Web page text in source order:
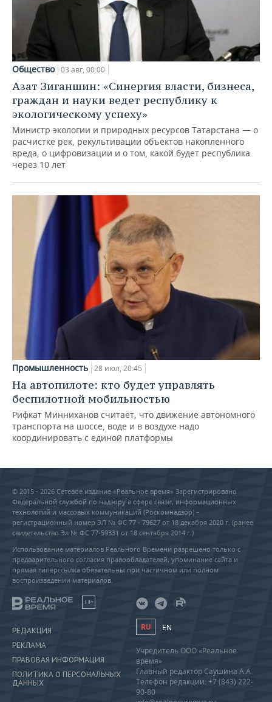
Общество 03 авг, 00:00
Азат Зиганшин: «Синергия власти, бизнеса,
граждан и науки ведет республику к
экологическому успеху»
Министр экологии и природных ресурсов Татарстана — о
расчистке рек, рекультивации объектов накопленного
вреда, о цифровизации и о том, какой будет республика
через 10 лет
Промышленность 28 июл, 20:45
На автопилоте: кто будет управлять
беспилотной мобильностью
Рифкат Минниханов считает, что движение автономного
транспорта на шоссе, воде и в воздухе надо
координировать с единой платформы
© 2015 - 2026 Сетевое издание «Реальное время» Зарегистрировано
Федеральной службой по надзору в сфере связи, информационных
технологий и массовых коммуникаций (Роскомнадзор) –
регистрационный номер ЭЛ № ФС 77 - 79627 от 18 декабря 2020 г. (ранее
свидетельство Эл № ФС 77-59331 от 18 сентября 2014 г.)
Использование материалов Реального Времени разрешено только с
предварительного согласия правообладателей, упоминание сайта и
прямая гиперссылка обязательны при частичном или полном
воспроизведении материалов.
18+
РЕДАКЦИЯ
РЕКЛАМА
ПРАВОВАЯ ИНФОРМАЦИЯ
ПОЛИТИКА О ПЕРСОНАЛЬНЫХ
ДАННЫХ
RU EN
Учредитель ООО «Реальное
время»
Главный редактор Саушина А.А.
Телефон редакции: +7 (843) 222-
90-80